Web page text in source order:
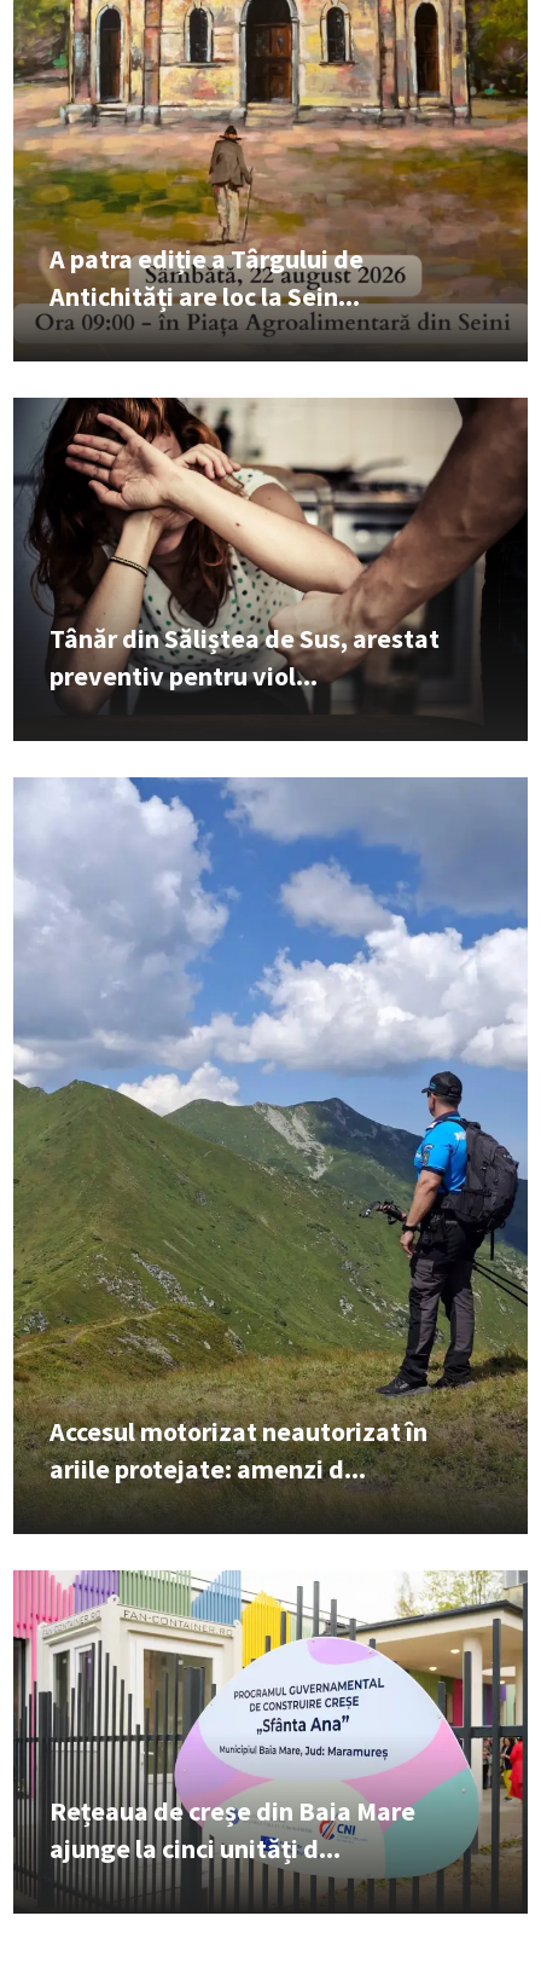
A patra ediție a Târgului de
Antichități are loc la Sein...
Tânăr din Săliștea de Sus, arestat
preventiv pentru viol...
Accesul motorizat neautorizat în
ariile protejate: amenzi d...
Rețeaua de creșe din Baia Mare
ajunge la cinci unități d...